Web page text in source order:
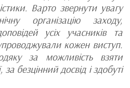
Варто звернути увагу
організацію заходу,
усіх учасників та
кожен виступ.
за можливість взяти
за безцінний досвід і здобуті